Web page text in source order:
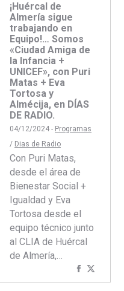
¡Huércal de
Almería sigue
trabajando en
Equipo!… Somos
«Ciudad Amiga de
la Infancia +
UNICEF», con Puri
Matas + Eva
Tortosa y
Almécija, en DÍAS
DE RADIO.
04/12/2024 - Programas
/ Dias de Radio
Con Puri Matas,
desde el área de
Bienestar Social +
Igualdad y Eva
Tortosa desde el
equipo técnico junto
al CLIA de Huércal
de Almería,…
Compartir
concon